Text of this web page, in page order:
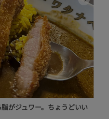
がジュワー。ちょうどいい